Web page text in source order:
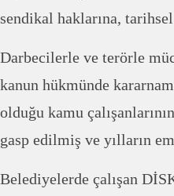
sendikal haklarına, tarihsel
Darbecilerle ve terörle
kanun hükmünde
olduğu kamu
gasp edilmiş ve yılların
Belediyelerde çalışan